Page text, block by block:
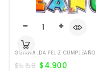
GUIRNALDA FELIZ
$5.158 $4.900